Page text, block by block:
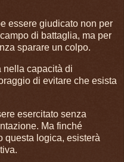
essere giudicato non per
di battaglia, ma per
sparare un colpo.
nella capacità di
di evitare che esista
esercitato senza
Ma finché
questa logica, esisterà